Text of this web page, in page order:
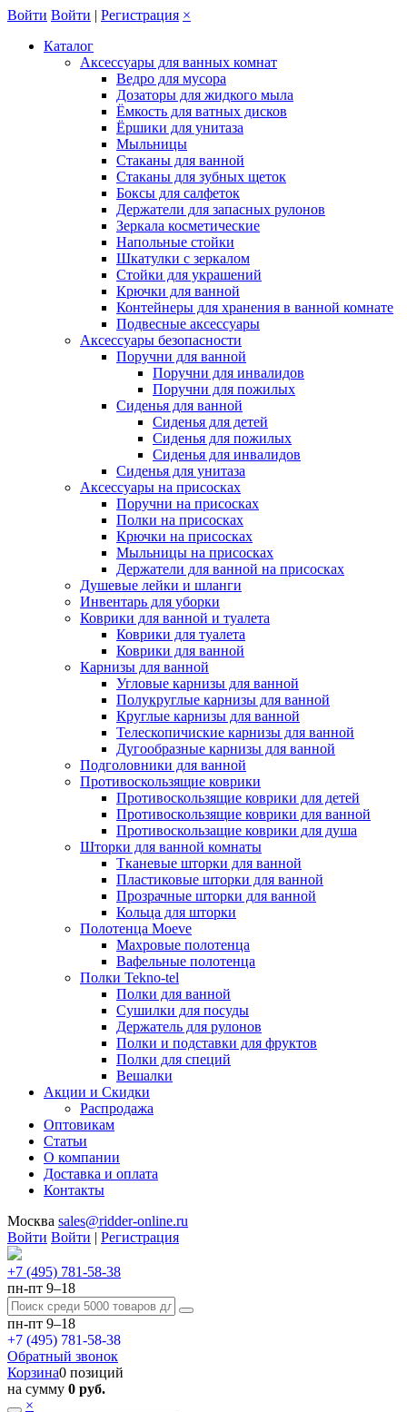
Войти Войти | Регистрация ×
Каталог
Аксессуары для ванных комнат
Ведро для мусора
Дозаторы для жидкого мыла
Ёмкость для ватных дисков
Ёршики для унитаза
Мыльницы
Стаканы для ванной
Стаканы для зубных щеток
Боксы для салфеток
Держатели для запасных рулонов
Зеркала косметические
Напольные стойки
Шкатулки с зеркалом
Стойки для украшений
Крючки для ванной
Контейнеры для хранения в ванной комнате
Подвесные аксессуары
Аксессуары безопасности
Поручни для ванной
Поручни для инвалидов
Поручни для пожилых
Сиденья для ванной
Сиденья для детей
Сиденья для пожилых
Сиденья для инвалидов
Сиденья для унитаза
Аксессуары на присосках
Поручни на присосках
Полки на присосках
Крючки на присосках
Мыльницы на присосках
Держатели для ванной на присосках
Душевые лейки и шланги
Инвентарь для уборки
Коврики для ванной и туалета
Коврики для туалета
Коврики для ванной
Карнизы для ванной
Угловые карнизы для ванной
Полукруглые карнизы для ванной
Круглые карнизы для ванной
Телескопичиские карнизы для ванной
Дугообразные карнизы для ванной
Подголовники для ванной
Противоскользящие коврики
Противоскользящие коврики для детей
Противоскользящие коврики для ванной
Противоскользащие коврики для душа
Шторки для ванной комнаты
Тканевые шторки для ванной
Пластиковые шторки для ванной
Прозрачные шторки для ванной
Кольца для шторки
Полотенца Moeve
Махровые полотенца
Вафельные полотенца
Полки Tekno-tel
Полки для ванной
Сушилки для посуды
Держатель для рулонов
Полки и подставки для фруктов
Полки для специй
Вешалки
Акции и Скидки
Распродажа
Оптовикам
Статьи
О компании
Доставка и оплата
Контакты
Москва sales@ridder-online.ru
Войти Войти | Регистрация
+7 (495) 781-58-38
пн-пт 9–18
пн-пт 9–18
+7 (495) 781-58-38
Обратный звонок
Корзина0 позиций
на сумму 0 руб.
×